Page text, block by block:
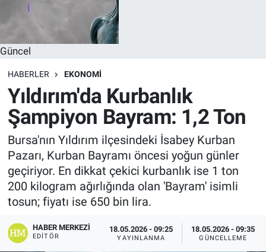
Güncel
HABERLER EKONOMI
Yıldırım'da Kurbanlık
Şampiyon Bayram: 1,2 Ton
Bursa'nın Yıldırım ilçesindeki İsabey Kurban
Pazarı, Kurban Bayramı öncesi yoğun günler
geçiriyor. En dikkat çekici kurbanlık ise 1 ton
200 kilogram ağırlığında olan 'Bayram' isimli
tosun; fiyatı ise 650 bin lira.
HABER MERKEZI
EDITÖR
18.05.2026 - 09:25
YAYINLANMA
18.05.2026 - 09:35
GÜNCELLEME